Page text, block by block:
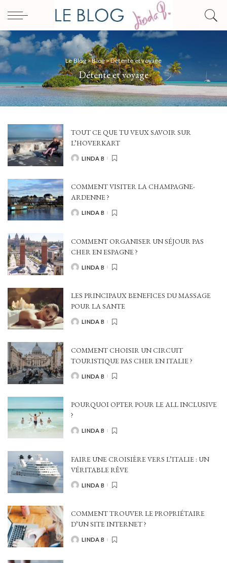
Le Blog>Blog>Détente et voyage
Détente et voyage
TOUT CE QUE TU VEUX SAVOIR SUR
L’HOVERKART
POSTED
LINDA B
COMMENT VISITER LA CHAMPAGNE-
ARDENNE ?
POSTED
LINDA B
COMMENT ORGANISER UN SÉJOUR PAS
CHER EN ESPAGNE ?
POSTED
LINDA B
LES PRINCIPAUX BENEFICES DU MASSAGE
POUR LA SANTE
POSTED
LINDA B
COMMENT CHOISIR UN CIRCUIT
TOURISTIQUE PAS CHER EN ITALIE ?
POSTED
LINDA B
POURQUOI OPTER POUR LE ALL INCLUSIVE
?
POSTED
LINDA B
FAIRE UNE CROISIÈRE VERS L’ITALIE : UN
VÉRITABLE RÊVE
POSTED
LINDA B
COMMENT TROUVER LE PROPRIÉTAIRE
D’UN SITE INTERNET ?
POSTED
LINDA B